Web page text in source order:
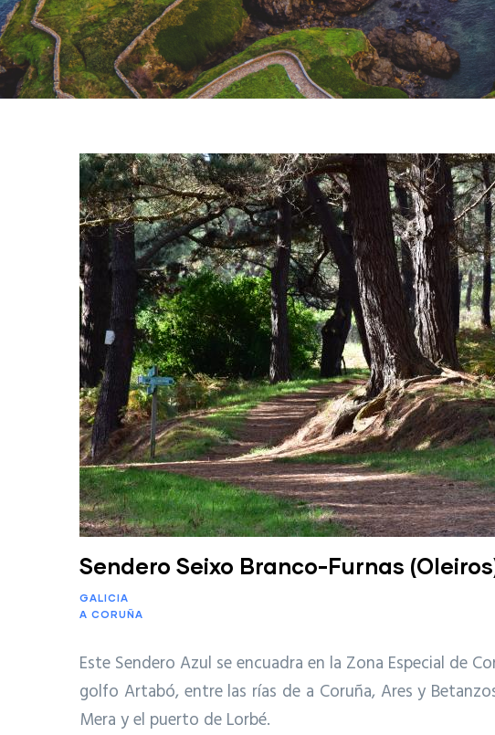
Sendero Seixo Branco-Furnas
GALICIA
A CORUÑA
Este Sendero Azul se encuadra en la Zona Especial de
golfo Artabó, entre las rías de a Coruña, Ares y
Mera y el puerto de Lorbé.